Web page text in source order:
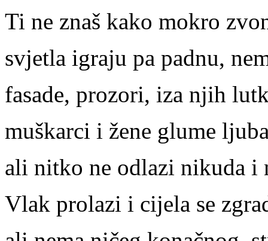
Ti ne znaš kako mokro
svjetla igraju pa padnu,
fasade, prozori, iza njih
muškarci i žene glume
ali nitko ne odlazi nikuda i
Vlak prolazi i cijela se